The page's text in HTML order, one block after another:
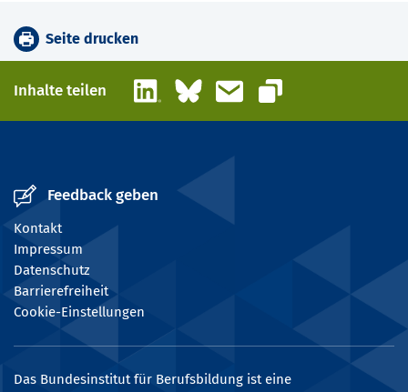
Seite drucken
Inhalte teilen LinkedInBlueskyE-Mail
Link kopieren
Feedback geben
Kontakt
Impressum
Datenschutz
Barrierefreiheit
Cookie-Einstellungen
Das Bundesinstitut für Berufsbildung ist eine